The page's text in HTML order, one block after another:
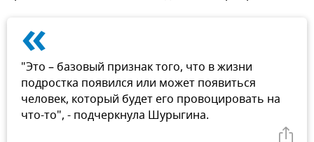
«
"Это – базовый признак того, что в жизни
подростка появился или может появиться
человек, который будет его провоцировать на
что-то", - подчеркнула Шурыгина.